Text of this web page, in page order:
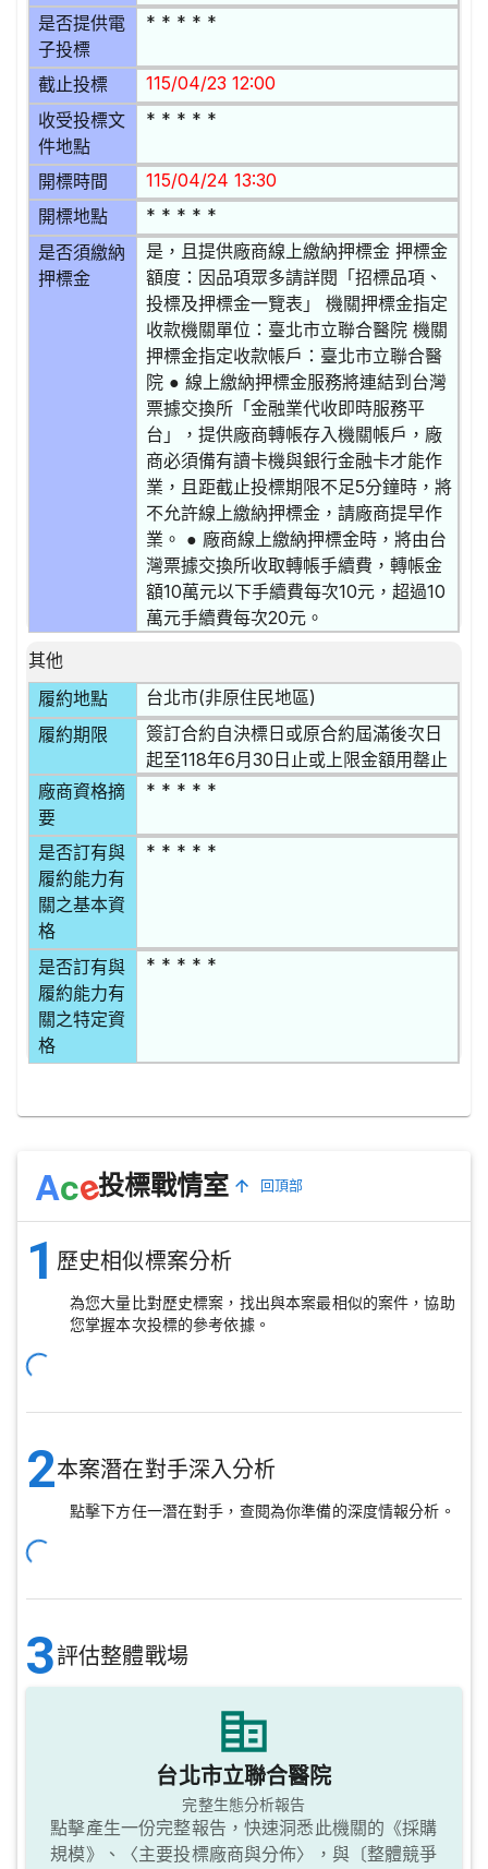
是否提供電
子投標
* * * * *
截止投標 115/04/23 12:00
收受投標文
件地點
* * * * *
開標時間 115/04/24 13:30
開標地點 * * * * *
是否須繳納
押標金
是，且提供廠商線上繳納押標金 押標金
額度：因品項眾多請詳閱「招標品項、
投標及押標金一覽表」 機關押標金指定
收款機關單位：臺北市立聯合醫院 機關
押標金指定收款帳戶：臺北市立聯合醫
院 ● 線上繳納押標金服務將連結到台灣
票據交換所「金融業代收即時服務平
台」，提供廠商轉帳存入機關帳戶，廠
商必須備有讀卡機與銀行金融卡才能作
業，且距截止投標期限不足5分鐘時，將
不允許線上繳納押標金，請廠商提早作
業。 ● 廠商線上繳納押標金時，將由台
灣票據交換所收取轉帳手續費，轉帳金
額10萬元以下手續費每次10元，超過10
萬元手續費每次20元。
其他
履約地點
台北市(非原住民地區)
履約期限
簽訂合約自決標日或原合約屆滿後次日
起至118年6月30日止或上限金額用罄止
廠商資格摘
要
* * * * *
是否訂有與
履約能力有
關之基本資
格
* * * * *
是否訂有與
履約能力有
關之特定資
格
* * * * *
Ace投標戰情室 回頂部
1 歷史相似標案分析
為您大量比對歷史標案，找出與本案最相似的案件，協助
您掌握本次投標的參考依據。
2本案潛在對手深入分析
點擊下方任一潛在對手，查閱為你準備的深度情報分析。
3評估整體戰場
台北市立聯合醫院
完整生態分析報告
點擊產生一份完整報告，快速洞悉此機關的《採購
規模》、〈主要投標廠商與分佈〉，與〔整體競爭